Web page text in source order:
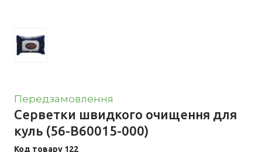
Передзамовлення
Серветки швидкого очищення для
куль (56-B60015-000)
Код товару 122